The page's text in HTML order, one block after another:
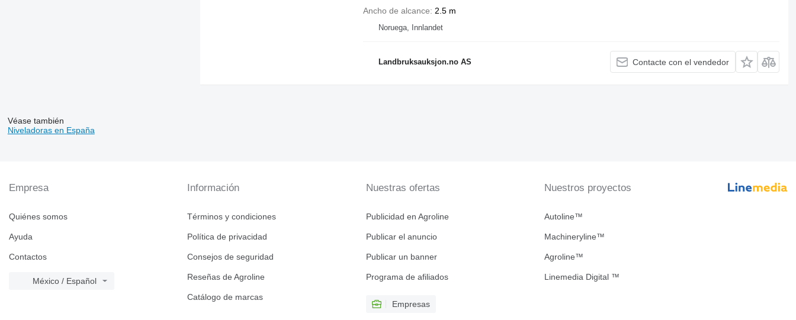
Ancho de alcance 2.5 m
Noruega, Innlandet
Landbruksauksjon.no AS Contacte con el vendedor
Véase también
Niveladoras en España
Empresa
Quiénes somos
Ayuda
Contactos
México / Español
Información
Términos y condiciones
Política de privacidad
Consejos de seguridad
Reseñas de Agroline
Catálogo de marcas
Nuestras ofertas
Publicidad en Agroline
Publicar el anuncio
Publicar un banner
Programa de afiliados
Empresas
Nuestros proyectos
Autoline™
Machineryline™
Agroline™
Linemedia Digital ™